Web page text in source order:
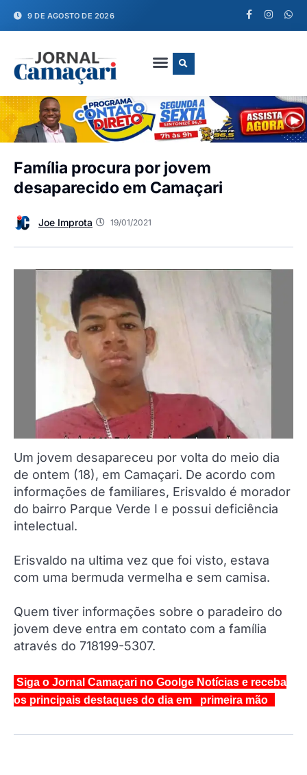
9 DE AGOSTO DE 2026
Família procura por jovem
desaparecido em Camaçari
Joe Improta 19/01/2021
Um jovem desapareceu por volta do meio dia
de ontem (18), em Camaçari. De acordo com
informações de familiares, Erisvaldo é morador
do bairro Parque Verde I e possui deficiência
intelectual.
Erisvaldo na ultima vez que foi visto, estava
com uma bermuda vermelha e sem camisa.
Quem tiver informações sobre o paradeiro do
jovem deve entra em contato com a família
através do 718199-5307.
Siga o Jornal Camaçari no Goolge Notícias e receba
os principais destaques do dia em primeira mão